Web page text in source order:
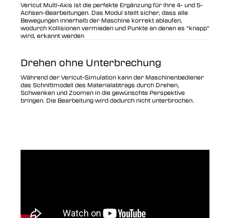
Vericut Multi-Axis ist die perfekte Ergänzung für Ihre 4- und 5-
Achsen-Bearbeitungen. Das Modul stellt sicher, dass alle
Bewegungen innerhalb der Maschine korrekt ablaufen,
wodurch Kollisionen vermieden und Punkte an denen es “knapp”
wird, erkannt werden
Drehen ohne Unterbrechung
Während der Vericut-Simulation kann der Maschinenbediener
das Schnittmodell des Materialabtrags durch Drehen,
Schwenken und Zoomen in die gewünschte Perspektive
bringen. Die Bearbeitung wird dadurch nicht unterbrochen.